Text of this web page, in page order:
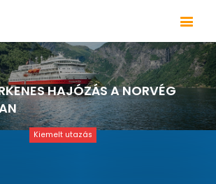
HAJÓZÁS A NORVÉG
Kiemelt utazás